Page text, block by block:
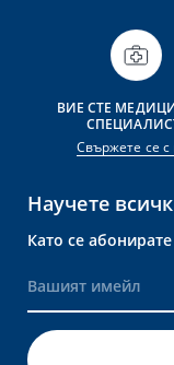
ВИЕ СТЕ
Свържете се с
Научете
Като се